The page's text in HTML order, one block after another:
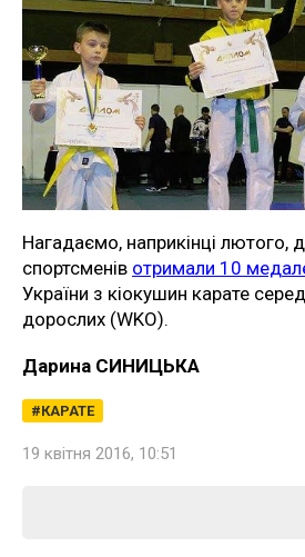
Нагадаємо, наприкінці лютого,
спортсменів отримали 10
України з кіокушин карате
дорослих (WKO).
Дарина СИНИЦЬКА
КАРАТЕ
19 квітня 2016, 10:51